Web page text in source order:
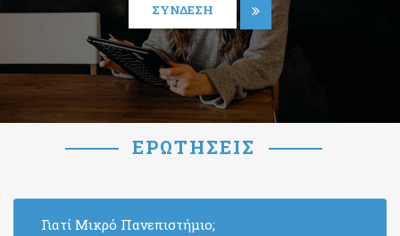
ΣΎΝΔΕΣΗ
ΕΡΩΤΉΣΕΙΣ
Γιατί Μικρό Πανεπιστήμιο;